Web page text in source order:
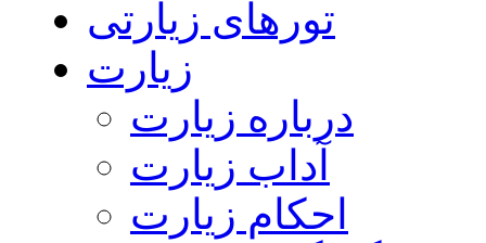
تورهای زیارتی
زیارت
درباره زیارت
آداب زیارت
احکام زیارت